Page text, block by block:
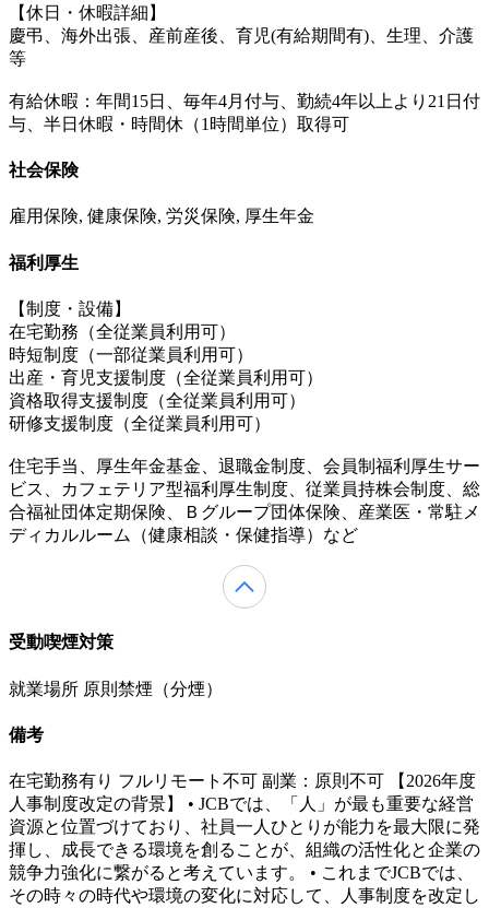
【休日・休暇詳細】
慶弔、海外出張、産前産後、育児(有給期間有)、生理、介護
等
有給休暇：年間15日、毎年4月付与、勤続4年以上より21日付
与、半日休暇・時間休（1時間単位）取得可
社会保険
雇用保険, 健康保険, 労災保険, 厚生年金
福利厚生
【制度・設備】
在宅勤務（全従業員利用可）
時短制度（一部従業員利用可）
出産・育児支援制度（全従業員利用可）
資格取得支援制度（全従業員利用可）
研修支援制度（全従業員利用可）
住宅手当、厚生年金基金、退職金制度、会員制福利厚生サー
ビス、カフェテリア型福利厚生制度、従業員持株会制度、総
合福祉団体定期保険、Ｂグループ団体保険、産業医・常駐メ
ディカルルーム（健康相談・保健指導）など
受動喫煙対策
就業場所 原則禁煙（分煙）
備考
在宅勤務有り フルリモート不可 副業：原則不可 【2026年度
人事制度改定の背景】 • JCBでは、「人」が最も重要な経営
資源と位置づけており、社員一人ひとりが能力を最大限に発
揮し、成長できる環境を創ることが、組織の活性化と企業の
競争力強化に繋がると考えています。 • これまでJCBでは、
その時々の時代や環境の変化に対応して、人事制度を改定し